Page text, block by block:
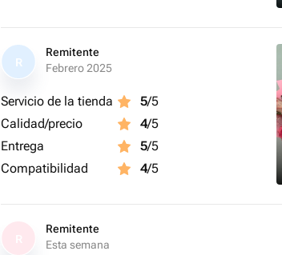
R
Remitente
Febrero 2025
Servicio de la tienda 5/5
Calidad/precio
4/5
Entrega
5/5
Compatibilidad
4/5
Remitente
Esta semana